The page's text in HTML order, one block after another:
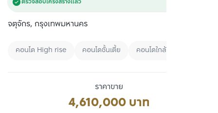
จตุจักร, กรุงเทพมหานคร
คอนโด High rise คอนโดชั้นเตี้ย คอนโดใกล้ MRT
ราคาขาย
4,610,000 บาท